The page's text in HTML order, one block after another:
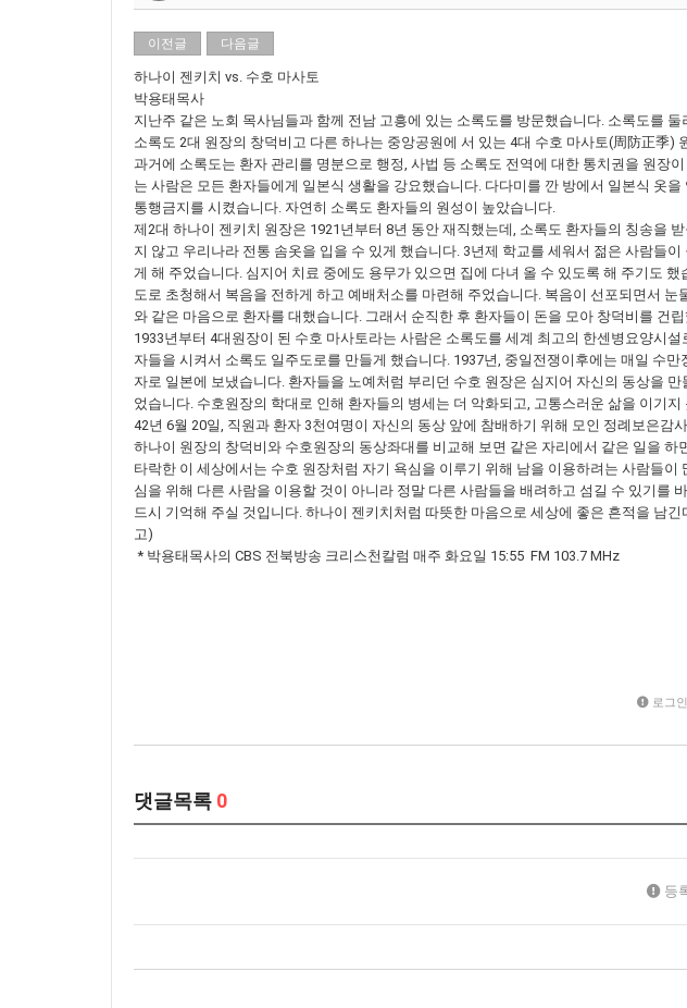
이전글 다음글
하나이 젠키치 vs. 수호 마사토
박용태목사
지난주 같은 노회 목사님들과 함께 전남 고흥에 있는 소록도를 방문했습니다. 소록도를
소록도 2대 원장의 창덕비고 다른 하나는 중앙공원에 서 있는 4대 수호 마사토(周防正季)
과거에 소록도는 환자 관리를 명분으로 행정, 사법 등 소록도 전역에 대한 통치권을 원장
는 사람은 모든 환자들에게 일본식 생활을 강요했습니다. 다다미를 깐 방에서 일본식 옷
통행금지를 시켰습니다. 자연히 소록도 환자들의 원성이 높았습니다.
제2대 하나이 젠키치 원장은 1921년부터 8년 동안 재직했는데, 소록도 환자들의 칭송을
지 않고 우리나라 전통 솜옷을 입을 수 있게 했습니다. 3년제 학교를 세워서 젊은 사람들
게 해 주었습니다. 심지어 치료 중에도 용무가 있으면 집에 다녀 올 수 있도록 해 주기도
도로 초청해서 복음을 전하게 하고 예배처소를 마련해 주었습니다. 복음이 선포되면서
와 같은 마음으로 환자를 대했습니다. 그래서 순직한 후 환자들이 돈을 모아 창덕비를 건
1933년부터 4대원장이 된 수호 마사토라는 사람은 소록도를 세계 최고의 한센병요양시
자들을 시켜서 소록도 일주도로를 만들게 했습니다. 1937년, 중일전쟁이후에는 매일 수
자로 일본에 보냈습니다. 환자들을 노예처럼 부리던 수호 원장은 심지어 자신의 동상을
었습니다. 수호원장의 학대로 인해 환자들의 병세는 더 악화되고, 고통스러운 삶을 이기
42년 6월 20일, 직원과 환자 3천여명이 자신의 동상 앞에 참배하기 위해 모인 정례보은감
하나이 원장의 창덕비와 수호원장의 동상좌대를 비교해 보면 같은 자리에서 같은 일을 하
타락한 이 세상에서는 수호 원장처럼 자기 욕심을 이루기 위해 남을 이용하려는 사람들
심을 위해 다른 사람을 이용할 것이 아니라 정말 다른 사람들을 배려하고 섬길 수 있기
드시 기억해 주실 것입니다. 하나이 젠키치처럼 따뜻한 마음으로 세상에 좋은 흔적을 남
고)
* 박용태목사의 CBS 전북방송 크리스천칼럼 매주 화요일 15:55 FM 103.7 MHz
로그
댓글목록 0
등